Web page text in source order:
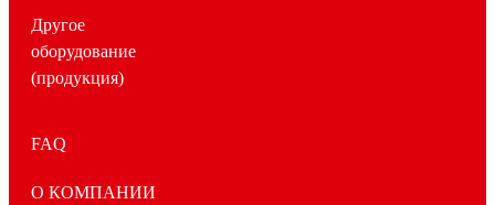
Другое
оборудование
(продукция)
FAQ
О КОМПАНИИ